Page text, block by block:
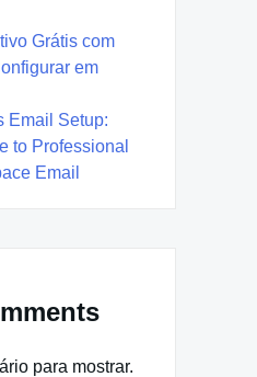
Grátis com
em
Email Setup:
to Professional
Email
para mostrar.